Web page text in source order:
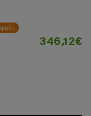
346,12€